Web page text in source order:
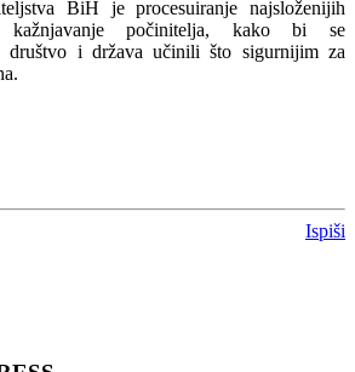
BiH je procesuiranje najsloženijih
počinitelja, kako bi se
društvo i država učinili što sigurnijim za
Ispiši